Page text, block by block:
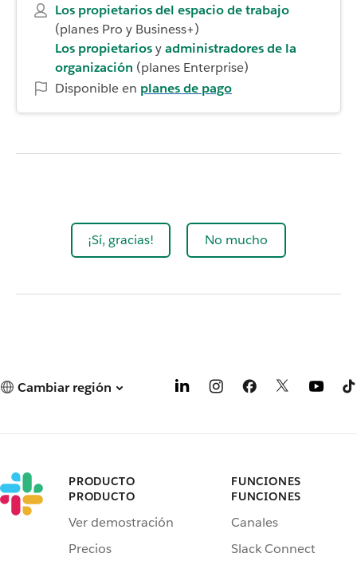
Los propietarios del espacio de trabajo
(planes Pro y Business+)
Los propietariosyadministradores de la
organización (planes Enterprise)
Disponible en planes de pago
¡Sí, gracias! No mucho
Cambiar región
PRODUCTO
PRODUCTO
Ver demostración
Precios
FUNCIONES
FUNCIONES
Canales
Slack Connect